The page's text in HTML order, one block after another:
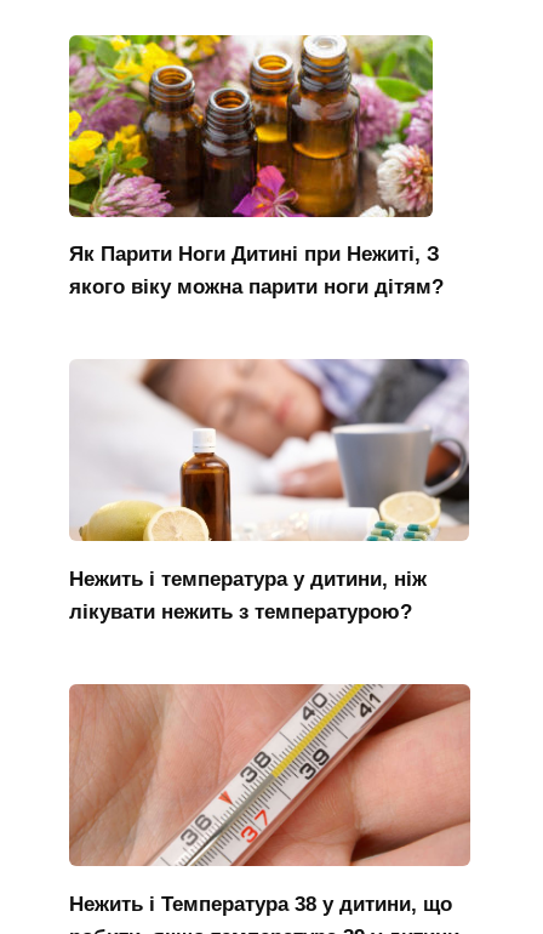
Як Парити Ноги Дитині при Нежиті, З
якого віку можна парити ноги дітям?
Нежить і температура у дитини, ніж
лікувати нежить з температурою?
Нежить і Температура 38 у дитини, що